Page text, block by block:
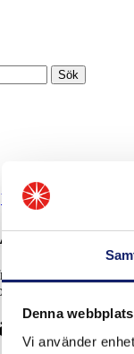
Denna
Vi använder
Sök
Västra Götaland
Meltolit
arbetsmiljöer
med höga